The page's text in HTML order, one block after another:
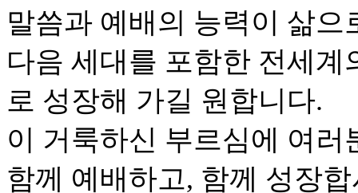
말씀과 예배의 능력이 삶으
다음 세대를 포함한 전세
로 성장해 가길 원합니다.
이 거룩하신 부르심에 여러
함께 예배하고, 함께 성장